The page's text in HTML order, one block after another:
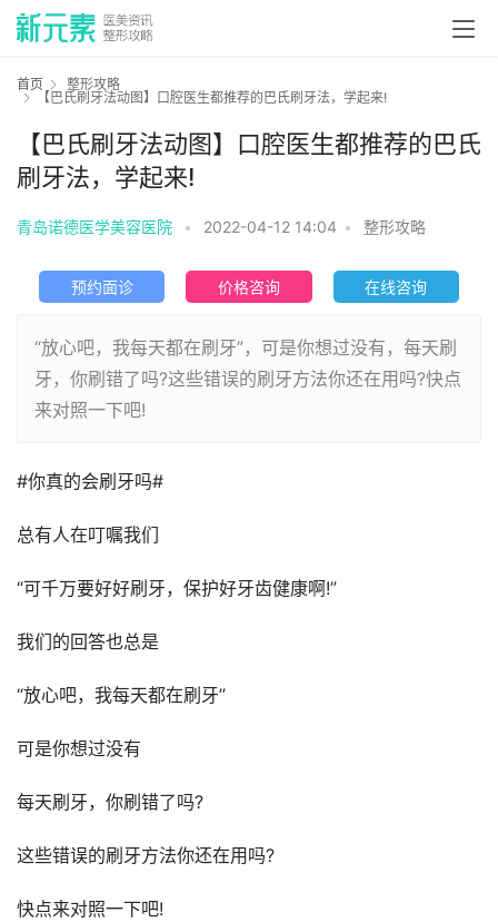
首页
整形攻略
【巴氏刷牙法动图】口腔医生都推荐的巴氏刷牙法，学起来!
【巴氏刷牙法动图】口腔医生都推荐的巴氏
刷牙法，学起来!
青岛诺德医学美容医院 • 2022-04-12 14:04 • 整形攻略
预约面诊 价格咨询 在线咨询
“放心吧，我每天都在刷牙”，可是你想过没有，每天刷
牙，你刷错了吗?这些错误的刷牙方法你还在用吗?快点
来对照一下吧!
#你真的会刷牙吗#
总有人在叮嘱我们
“可千万要好好刷牙，保护好牙齿健康啊!”
我们的回答也总是
“放心吧，我每天都在刷牙”
可是你想过没有
每天刷牙，你刷错了吗?
这些错误的刷牙方法你还在用吗?
快点来对照一下吧!